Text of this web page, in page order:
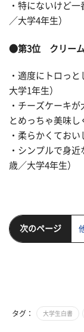
・特にないけど
／大学4年生）
●第3位 クリー
・適度にトロっ
大学1年生）
・チーズケーキ
とめっちゃ美味し
・柔らかくておい
・シンプルで身
歳／大学4年生）
次のページ
タグ： 大学生白書